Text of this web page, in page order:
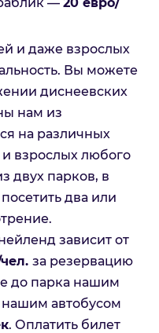
и даже взрослых
Вы можете
диснеевских
нам из
на различных
и взрослых любого
двух парков, в
два или
зависит от
за резервацию
до парка нашим
автобусом
. Оплатить билет